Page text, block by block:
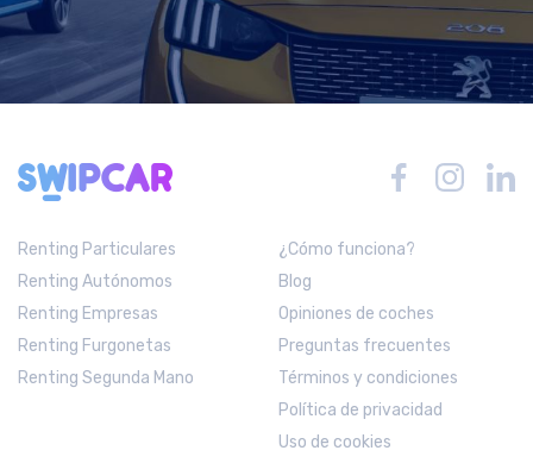
Renting Particulares
Renting Autónomos
Renting Empresas
Renting Furgonetas
Renting Segunda Mano
¿Cómo funciona?
Blog
Opiniones de coches
Preguntas frecuentes
Términos y condiciones
Política de privacidad
Uso de cookies